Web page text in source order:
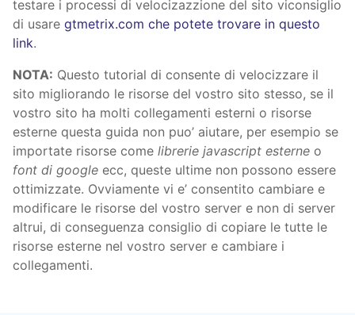
testare i processi di velocizazzione del sito viconsiglio
di usare gtmetrix.com che potete trovare in questo
link.
NOTA: Questo tutorial di consente di velocizzare il
sito migliorando le risorse del vostro sito stesso, se il
vostro sito ha molti collegamenti esterni o risorse
esterne questa guida non puo’ aiutare, per esempio se
importate risorse come librerie javascript esterne o
font di google ecc, queste ultime non possono essere
ottimizzate. Ovviamente vi e’ consentito cambiare e
modificare le risorse del vostro server e non di server
altrui, di conseguenza consiglio di copiare le tutte le
risorse esterne nel vostro server e cambiare i
collegamenti.